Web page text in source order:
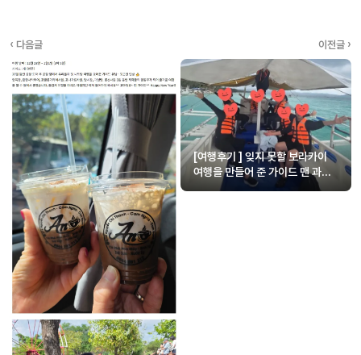
‹ 다음글 이전글 ›
[여행후기 ] 잊지 못할 보라카이
여행을 만들어 준 가이드 맨 과
에이 Thank You~!